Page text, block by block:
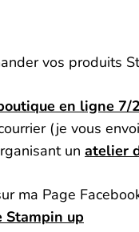
vos produits
en ligne 7/
(je vous
un atelier
ma Page
Stampin up